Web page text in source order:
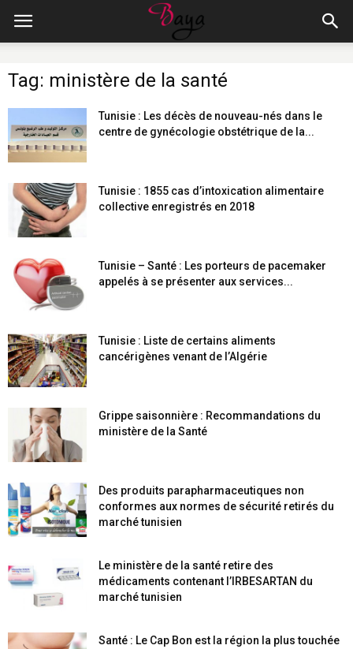
Tag: ministère de la santé
Tunisie : Les décès de nouveau-nés dans le
centre de gynécologie obstétrique de la...
Tunisie : 1855 cas d’intoxication alimentaire
collective enregistrés en 2018
Tunisie – Santé : Les porteurs de pacemaker
appelés à se présenter aux services...
Tunisie : Liste de certains aliments
cancérigènes venant de l’Algérie
Grippe saisonnière : Recommandations du
ministère de la Santé
Des produits parapharmaceutiques non
conformes aux normes de sécurité retirés du
marché tunisien
Le ministère de la santé retire des
médicaments contenant l’IRBESARTAN du
marché tunisien
Santé : Le Cap Bon est la région la plus touchée